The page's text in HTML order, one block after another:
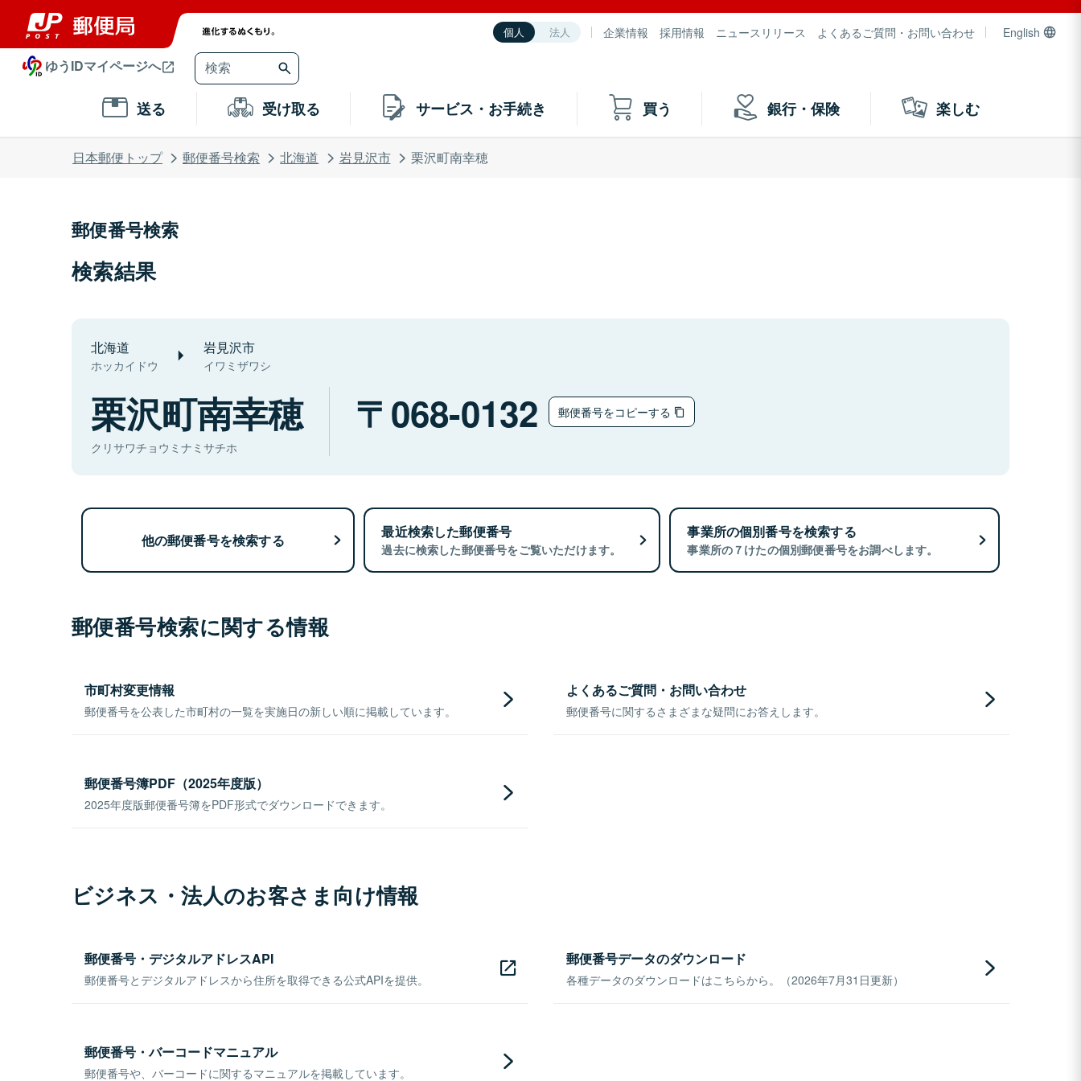
個人 法人 企業情報 採用情報 ニュースリリース よくあるご質問・お問い合わせ English
ゆうIDマイページへ
送る 受け取る サービス・お手続き 買う 銀行・保険 楽しむ
日本郵便トップ 郵便番号検索 北海道 岩見沢市 栗沢町南幸穂
郵便番号検索
検索結果
北海道
ホッカイドウ
岩見沢市
イワミザワシ
栗沢町南幸穂
クリサワチョウミナミサチホ
068-0132 郵便番号をコピーする
他の郵便番号を検索する 最近検索した郵便番号
過去に検索した郵便番号をご覧いただけます。
事業所の個別番号を検索する
事業所の７けたの個別郵便番号をお調べします。
郵便番号検索に関する情報
市町村変更情報
郵便番号を公表した市町村の一覧を実施日の新しい順に掲載しています。
よくあるご質問・お問い合わせ
郵便番号に関するさまざまな疑問にお答えします。
郵便番号簿PDF（2025年度版）
2025年度版郵便番号簿をPDF形式でダウンロードできます。
ビジネス・法人のお客さま向け情報
郵便番号・デジタルアドレスAPI
郵便番号とデジタルアドレスから住所を取得できる公式APIを提供。
郵便番号データのダウンロード
各種データのダウンロードはこちらから。（2026年7月31日更新）
郵便番号・バーコードマニュアル
郵便番号や、バーコードに関するマニュアルを掲載しています。